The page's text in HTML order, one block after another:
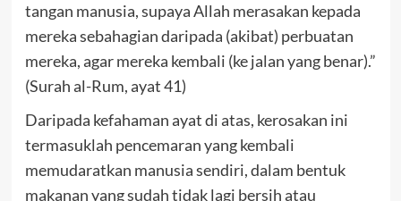
tangan manusia, supaya Allah merasakan kepada
mereka sebahagian daripada (akibat) perbuatan
mereka, agar mereka kembali (ke jalan yang benar).”
(Surah al-Rum, ayat 41)
Daripada kefahaman ayat di atas, kerosakan ini
termasuklah pencemaran yang kembali
memudaratkan manusia sendiri, dalam bentuk
makanan yang sudah tidak lagi bersih atau